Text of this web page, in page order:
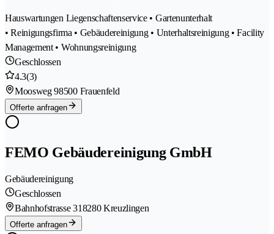
Hauswartungen Liegenschaftenservice • Gartenunterhalt
• Reinigungsfirma • Gebäudereinigung • Unterhaltsreinigung • Facility
Management • Wohnungsreinigung
Geschlossen
4.3(3)
Moosweg 98500 Frauenfeld
Offerte anfragen
FEMO Gebäudereinigung GmbH
Gebäudereinigung
Geschlossen
Bahnhofstrasse 318280 Kreuzlingen
Offerte anfragen